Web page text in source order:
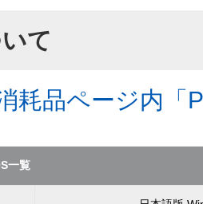
て
耗品ページ内「
一覧